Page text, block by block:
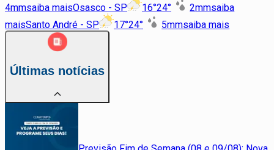
4mmsaiba maisOsasco - SP 16°24° 2mmsaiba
maisSanto André - SP 17°24° 5mmsaiba mais
Últimas notícias